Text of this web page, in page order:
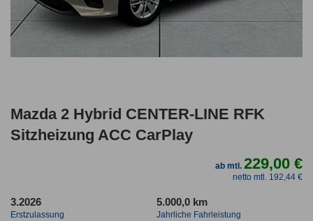
Mazda 2 Hybrid CENTER-LINE RFK
Sitzheizung ACC CarPlay
ab mtl.229,00 €
netto mtl. 192,44 €
3.2026
Erstzulassung
5.000,0 km
Jahrliche Fahrleistung